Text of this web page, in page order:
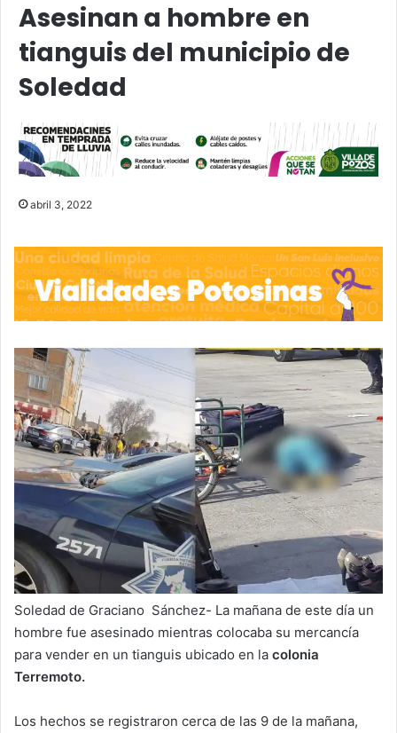
Asesinan a hombre en
tianguis del municipio de
Soledad
abril 3, 2022
Soledad de Graciano Sánchez- La mañana de este día un
hombre fue asesinado mientras colocaba su mercancía
para vender en un tianguis ubicado en la colonia
Terremoto.
Los hechos se registraron cerca de las 9 de la mañana,